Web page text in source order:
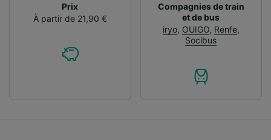
Prix
À partir de 21,90 €
Compagnies de train
et de bus
iryo, OUIGO, Renfe,
Socibus